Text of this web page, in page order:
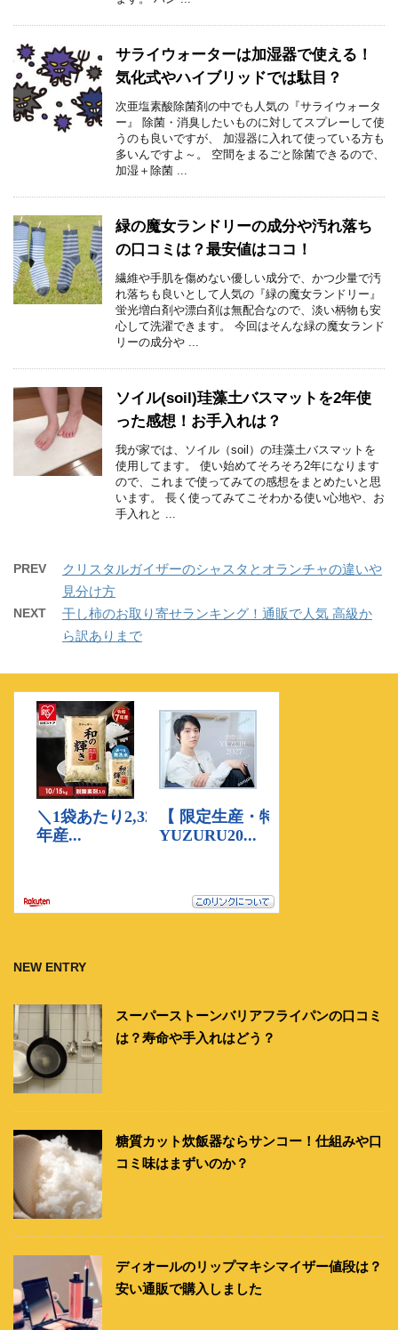
サライウォーターは加湿器で使える！
気化式やハイブリッドでは駄目？
次亜塩素酸除菌剤の中でも人気の『サライウォータ
ー』 除菌・消臭したいものに対してスプレーして使
うのも良いですが、 加湿器に入れて使っている方も
多いんですよ～。 空間をまるごと除菌できるので、
加湿＋除菌 ...
緑の魔女ランドリーの成分や汚れ落ち
の口コミは？最安値はココ！
繊維や手肌を傷めない優しい成分で、かつ少量で汚
れ落ちも良いとして人気の『緑の魔女ランドリー』
蛍光増白剤や漂白剤は無配合なので、淡い柄物も安
心して洗濯できます。 今回はそんな緑の魔女ランド
リーの成分や ...
ソイル(soil)珪藻土バスマットを2年使
った感想！お手入れは？
我が家では、ソイル（soil）の珪藻土バスマットを
使用してます。 使い始めてそろそろ2年になります
ので、これまで使ってみての感想をまとめたいと思
います。 長く使ってみてこそわかる使い心地や、お
手入れと ...
PREV
クリスタルガイザーのシャスタとオランチャの違いや
見分け方
NEXT
干し柿のお取り寄せランキング！通販で人気 高級か
ら訳ありまで
NEW ENTRY
スーパーストーンバリアフライパンの口コミ
は？寿命や手入れはどう？
糖質カット炊飯器ならサンコー！仕組みや口
コミ味はまずいのか？
ディオールのリップマキシマイザー値段は？
安い通販で購入しました